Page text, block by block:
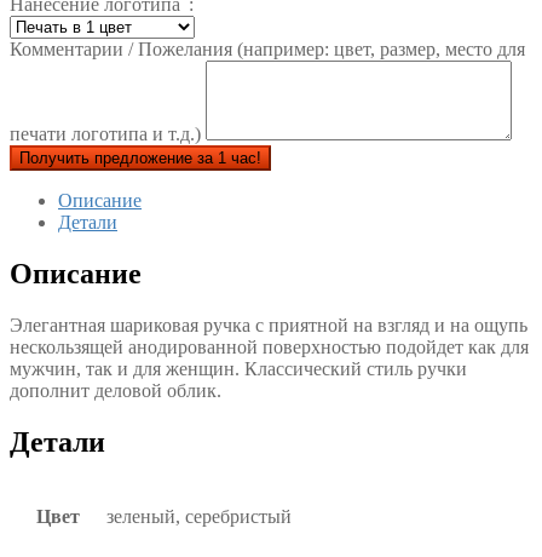
Нанесение логотипа :
Комментарии / Пожелания (например: цвет, размер, место для
печати логотипа и т.д.)
Получить предложение за 1 час!
Описание
Детали
Описание
Элегантная шариковая ручка с приятной на взгляд и на ощупь
нескользящей анодированной поверхностью подойдет как для
мужчин, так и для женщин. Классический стиль ручки
дополнит деловой облик.
Детали
Цвет зеленый, серебристый